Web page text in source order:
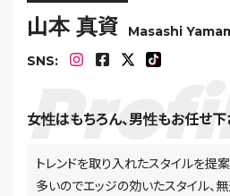
山本 真資
Masashi
SNS:
女性はもちろん、男性もお任せ下
トレンドを取り入れたスタイルを提
多いのでエッジの効いたスタイル、